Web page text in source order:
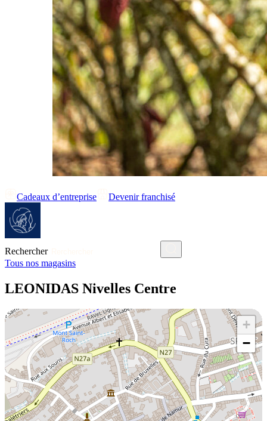
Cadeaux d’entreprise Devenir franchisé
Rechercher
Tous nos magasins
LEONIDAS Nivelles Centre
+
−